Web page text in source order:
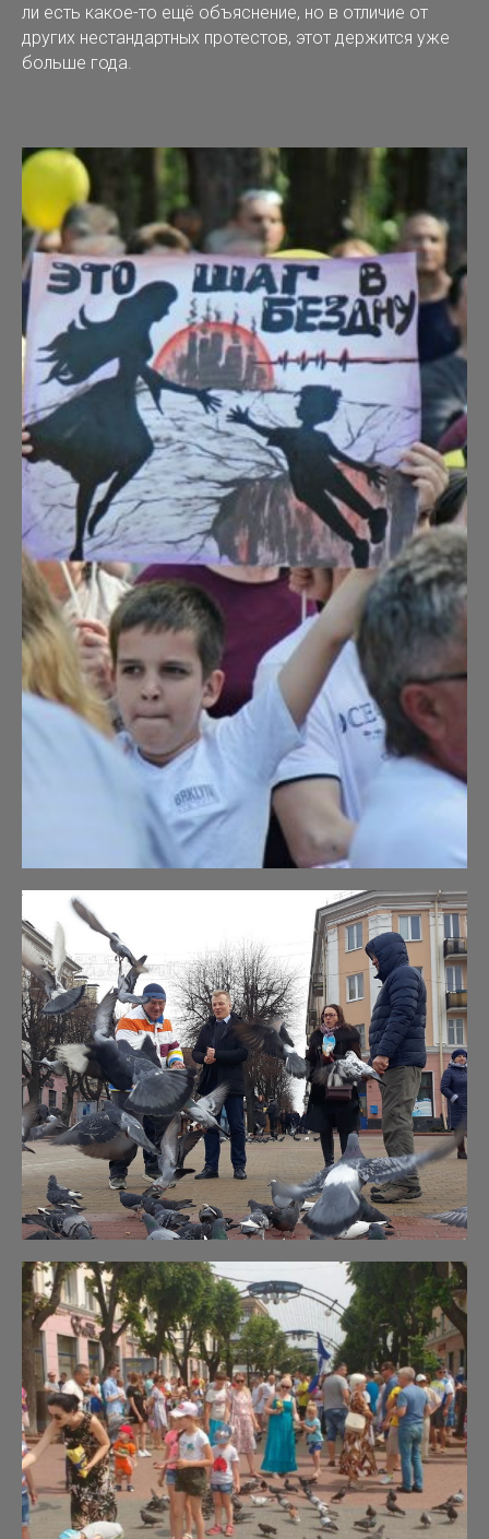
ли есть какое-то ещё объяснение, но в отличие от
других нестандартных протестов, этот держится уже
больше года.